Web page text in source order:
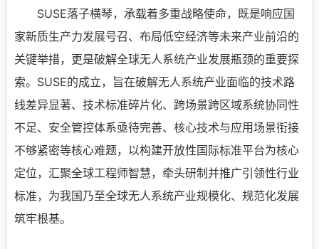
SUSE落子横琴，承载着多重战略使命，既是响应国
家新质生产力发展号召、布局低空经济等未来产业前沿的
关键举措，更是破解全球无人系统产业发展瓶颈的重要探
索。SUSE的成立，旨在破解无人系统产业面临的技术路
线差异显著、技术标准碎片化、跨场景跨区域系统协同性
不足、安全管控体系亟待完善、核心技术与应用场景衔接
不够紧密等核心难题，以构建开放性国际标准平台为核心
定位，汇聚全球工程师智慧，牵头研制并推广引领性行业
标准，为我国乃至全球无人系统产业规模化、规范化发展
筑牢根基。